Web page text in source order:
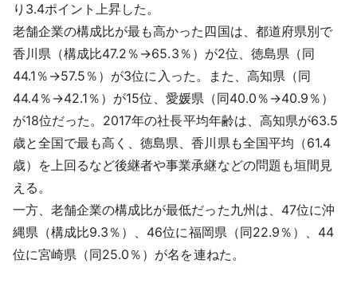
り3.4ポイント上昇した。
老舗企業の構成比が最も高かった四国は、都道府県別で
香川県（構成比47.2％→65.3％）が2位、徳島県（同
44.1％→57.5％）が3位に入った。また、高知県（同
44.4％→42.1％）が15位、愛媛県（同40.0％→40.9％）
が18位だった。2017年の社長平均年齢は、高知県が63.5
歳と全国で最も高く、徳島県、香川県も全国平均（61.4
歳）を上回るなど後継者や事業承継などの問題も垣間見
える。
一方、老舗企業の構成比が最低だった九州は、47位に沖
縄県（構成比9.3％）、46位に福岡県（同22.9％）、44
位に宮崎県（同25.0％）が名を連ねた。